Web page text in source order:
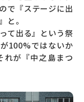
で『ステージに出
と。
て出る』という祭
100%ではないか
れが『中之島まつ